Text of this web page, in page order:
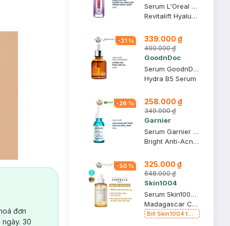
đơn
30
Serum L'Oreal Hyaluronic Acid Cấp Ẩm Sáng Da 30ml
Revitalift Hyaluronic Acid 1.5% Hyaluron Serum
-31 % 339.000 ₫
490.000 ₫
GoodnDoc
Serum GoodnDoc Dưỡng Ẩm, Hỗ Trợ Phục Hồi Da 30ml
Hydra B5 Serum
-26 % 258.000 ₫
349.000 ₫
Garnier
Serum Garnier Giảm Mụn Mờ Thâm Cho Da Dầu, Mụn 30ml
Bright Anti-Acne Booster Serum
-50 % 325.000 ₫
648.000 ₫
Skin1004
Serum Skin1004 Rau Má Làm Dịu & Hỗ Trợ Phục Hồi Da 100ml
Madagascar Centella Ampoule
Bill Skin1004 từ